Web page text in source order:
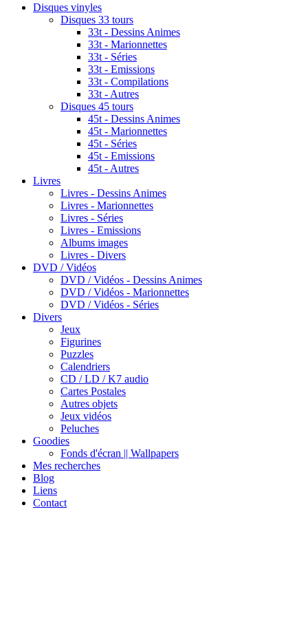
Disques vinyles
Disques 33 tours
33t - Dessins Animes
33t - Marionnettes
33t - Séries
33t - Emissions
33t - Compilations
33t - Autres
Disques 45 tours
45t - Dessins Animes
45t - Marionnettes
45t - Séries
45t - Emissions
45t - Autres
Livres
Livres - Dessins Animes
Livres - Marionnettes
Livres - Séries
Livres - Emissions
Albums images
Livres - Divers
DVD / Vidéos
DVD / Vidéos - Dessins Animes
DVD / Vidéos - Marionnettes
DVD / Vidéos - Séries
Divers
Jeux
Figurines
Puzzles
Calendriers
CD / LD / K7 audio
Cartes Postales
Autres objets
Jeux vidéos
Peluches
Goodies
Fonds d'écran || Wallpapers
Mes recherches
Blog
Liens
Contact